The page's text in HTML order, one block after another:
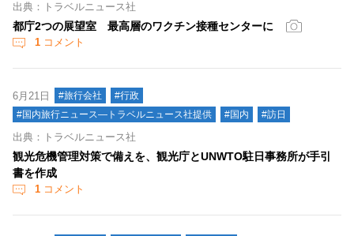
出典：トラベルニュース社
都庁2つの展望室 最高層のワクチン接種センターに
1 コメント
6月21日 #旅行会社
#行政
#国内旅行ニュース―トラベルニュース社提供
#国内 #訪日
出典：トラベルニュース社
観光危機管理対策で備えを、観光庁とUNWTO駐日事務所が手引
書を作成
1 コメント